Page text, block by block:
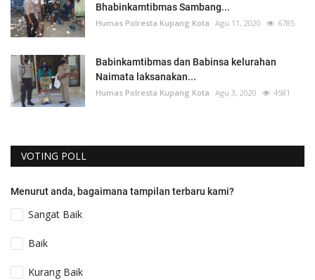
Bhabinkamtibmas Sambang...
Humas Polresta Kupang Kota Agu 11, 2020 6785
Babinkamtibmas dan Babinsa kelurahan
Naimata laksanakan...
Humas Polresta Kupang Kota Agu 3, 2020 4581
VOTING POLL
Menurut anda, bagaimana tampilan terbaru kami?
Sangat Baik
Baik
Kurang Baik